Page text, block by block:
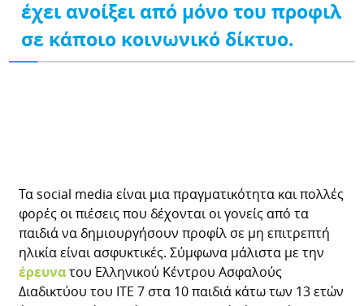
έχει ανοίξει από μόνο του προφιλ
σε κάποιο κοινωνικό δίκτυο.
Τα social media είναι μια πραγματικότητα και πολλές
φορές οι πιέσεις που δέχονται οι γονείς από τα
παιδιά να δημιουργήσουν προφίλ σε μη επιτρεπτή
ηλικία είναι ασφυκτικές. Σύμφωνα μάλιστα με την
έρευνατου Ελληνικού Κέντρου Ασφαλούς
Διαδικτύου του ΙΤΕ 7 στα 10 παιδιά κάτω των 13 ετών